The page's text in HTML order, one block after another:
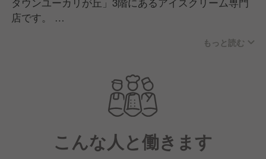
店です。
オープン以来、おかげさまで多くのお客様にご利用い
これからもブランドの信頼を守り、愛されるお店づく
りに励んでまいります。
そこで現在、事業拡大に向け、戦力強化のために積極
もっと読む
こんな人と働きます